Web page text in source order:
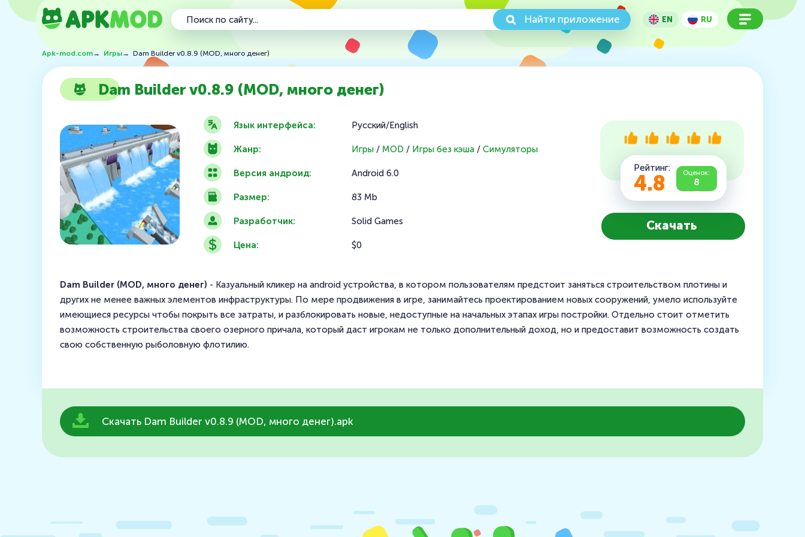
Найти приложение EN RU
Apk-mod.com→Игры→Dam Builder v0.8.9 (MOD, много денег)
Dam Builder v0.8.9 (MOD, много денег)
Язык интерфейса:
Жанр:
Версия андроид:
Размер:
Разработчик:
Цена:
Русский/English
Игры / MOD / Игры без кэша / Симуляторы
Android 6.0
83 Mb
Solid Games
$0
Рейтинг:
4.8 Оценок:
8
Скачать
Dam Builder (MOD, много денег) - Казуальный кликер на android устройства, в котором пользователям предстоит заняться строительством плотины и
других не менее важных элементов инфраструктуры. По мере продвижения в игре, занимайтесь проектированием новых сооружений, умело используйте
имеющиеся ресурсы чтобы покрыть все затраты, и разблокировать новые, недоступные на начальных этапах игры постройки. Отдельно стоит отметить
возможность строительства своего озерного причала, который даст игрокам не только дополнительный доход, но и предоставит возможность создать
свою собственную рыболовную флотилию.
Скачать Dam Builder v0.8.9 (MOD, много денег).apk